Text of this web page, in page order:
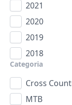
2021
2020
2019
2018
Categoria
Cross
MTB